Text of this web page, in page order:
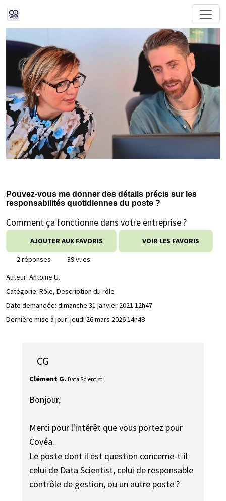
Pouvez-vous me donner des détails précis sur les
responsabilités quotidiennes du poste ?
Comment ça fonctionne dans votre entreprise ?
AJOUTER AUX FAVORIS VOIR LES FAVORIS
2 réponses
39 vues
Auteur: Antoine U.
Catégorie: Rôle, Description du rôle
Date demandée: dimanche 31 janvier 2021 12h47
Dernière mise à jour: jeudi 26 mars 2026 14h48
CG
Clément G. Data Scientist
Bonjour,
Merci pour l'intérêt que vous portez pour
Covéa.
Le poste dont il est question concerne-t-il
celui de Data Scientist, celui de responsable
contrôle de gestion, ou un autre poste ?